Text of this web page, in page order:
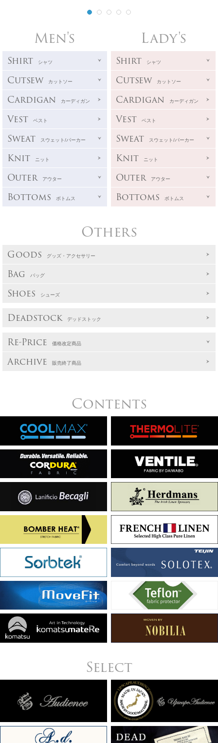
Men's
Shirt シャツ
Cutsew カットソー
Cardigan カーディガン
Vest ベスト
Sweat スウェット/パーカー
Knit ニット
Outer アウター
Bottoms ボトムス
Lady's
Shirt シャツ
Cutsew カットソー
Cardigan カーディガン
Vest ベスト
Sweat スウェット/パーカー
Knit ニット
Outer アウター
Bottoms ボトムス
Others
Goods グッズ・アクセサリー
Bag バッグ
Shoes シューズ
Deadstock デッドストック
Re-Price 価格改定商品
Archive 販売終了商品
Contents
Select